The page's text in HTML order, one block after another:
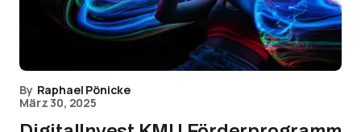
By Raphael Pönicke
März 30, 2025